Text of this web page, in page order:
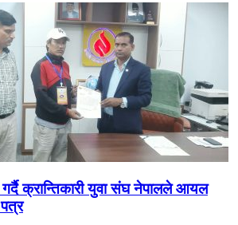
गर्दै क्रान्तिकारी युवा संघ नेपालले आयल
पत्र